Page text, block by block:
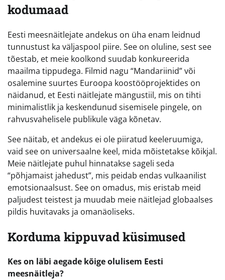
kodumaad
Eesti meesnäitlejate andekus on üha enam leidnud
tunnustust ka väljaspool piire. See on oluline, sest see
tõestab, et meie koolkond suudab konkureerida
maailma tippudega. Filmid nagu “Mandariinid” või
osalemine suurtes Euroopa koostööprojektides on
näidanud, et Eesti näitlejate mängustiil, mis on tihti
minimalistlik ja keskendunud sisemisele pingele, on
rahvusvahelisele publikule väga kõnetav.
See näitab, et andekus ei ole piiratud keeleruumiga,
vaid see on universaalne keel, mida mõistetakse kõikjal.
Meie näitlejate puhul hinnatakse sageli seda
“põhjamaist jahedust”, mis peidab endas vulkaanilist
emotsionaalsust. See on omadus, mis eristab meid
paljudest teistest ja muudab meie näitlejad globaalses
pildis huvitavaks ja omanäoliseks.
Korduma kippuvad küsimused
Kes on läbi aegade kõige olulisem Eesti
meesnäitleja?